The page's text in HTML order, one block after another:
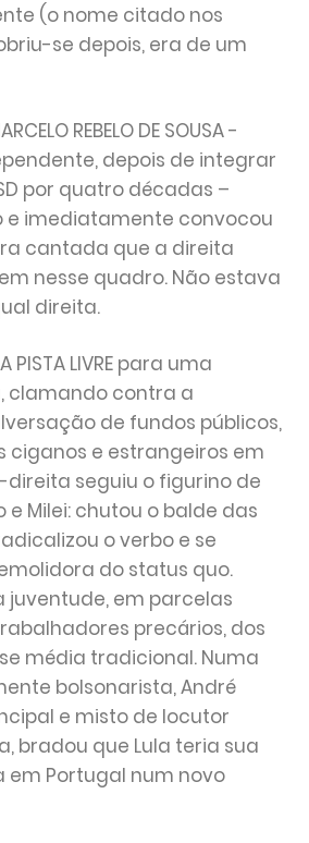
(o nome citado nos
se depois, era de um
REBELO DE SOUSA -
depois de integrar
por quatro décadas –
e imediatamente convocou
cantada que a direita
nesse quadro. Não estava
direita.
PISTA LIVRE para uma
clamando contra a
de fundos públicos,
ciganos e estrangeiros em
direita seguiu o figurino de
e Milei: chutou o balde das
o verbo e se
do status quo.
juventude, em parcelas
precários, dos
média tradicional. Numa
bolsonarista, André
e misto de locutor
bradou que Lula teria sua
Portugal num novo